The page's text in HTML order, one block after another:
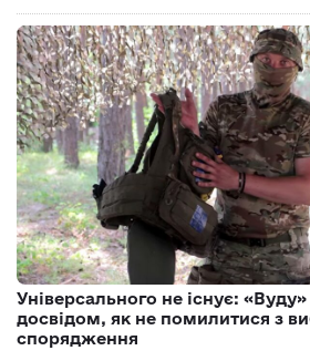
Універсального не існує:
досвідом, як не помилитися з
спорядження